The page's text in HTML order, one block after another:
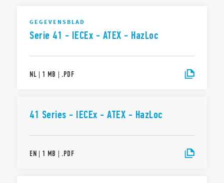
GEGEVENSBLAD
Serie 41 - IECEx - ATEX - HazLoc
NL | 1 MB | .PDF
41 Series - IECEx - ATEX - HazLoc
EN | 1 MB | .PDF